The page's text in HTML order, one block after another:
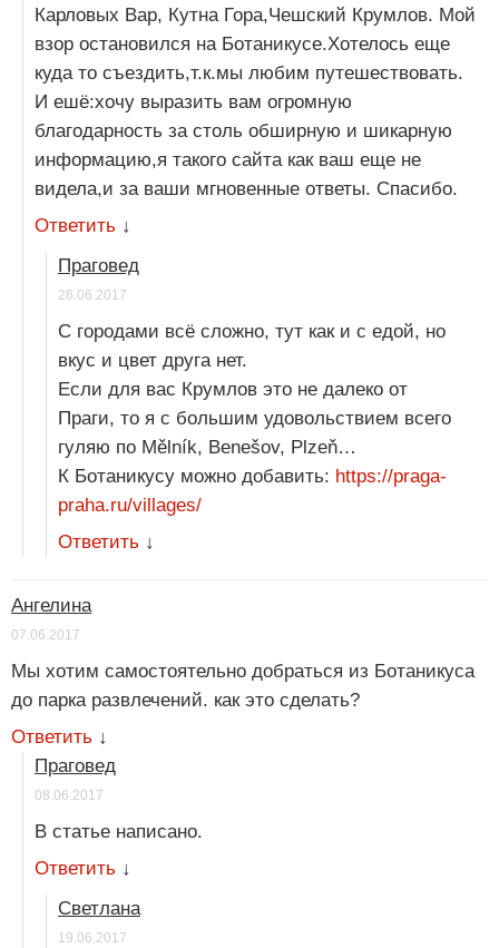
Карловых Вар, Кутна Гора,Чешский Крумлов. Мой
взор остановился на Ботаникусе.Хотелось еще
куда то съездить,т.к.мы любим путешествовать.
И ешё:хочу выразить вам огромную
благодарность за столь обширную и шикарную
информацию,я такого сайта как ваш еще не
видела,и за ваши мгновенные ответы. Спасибо.
Ответить ↓
Праговед
26.06.2017
С городами всё сложно, тут как и с едой, но
вкус и цвет друга нет.
Если для вас Крумлов это не далеко от
Праги, то я с большим удовольствием всего
гуляю по Mělník, Benešov, Plzeň…
К Ботаникусу можно добавить: https://praga-
praha.ru/villages/
Ответить ↓
Ангелина
07.06.2017
Мы хотим самостоятельно добраться из Ботаникуса
до парка развлечений. как это сделать?
Ответить ↓
Праговед
08.06.2017
В статье написано.
Ответить ↓
Светлана
19.06.2017